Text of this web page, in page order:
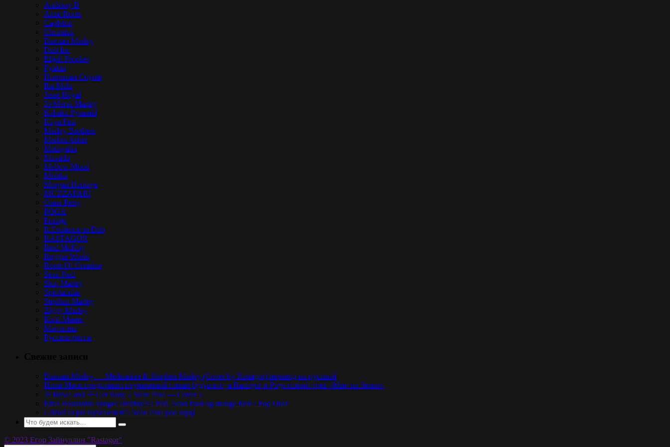
Anthony B
Arise Roots
Capleton
Chronixx
Damian Marley
Dub Inc
Elijah Prophet
Fyakin
Hornsman Coyote
Iba Mahr
Jesse Royal
Jo Mersa Marley
Kabaka Pyramid
Kaya Fest
Marley Brothers
Marlon Asher
Matisyahu
Mavado
Mellow Mood
Mishka
Morgan Heritage
MUZZAFARI
Omar Perry
POGA
Protoje
R.Esistence in Dub
RASTAGOR
Real McKoy
Reggae World
Roots Of Creation
Sean Paul
Skip Marley
Spectacular
Stephen Marley
Ziggy Marley
Коля Маню
Марлины
Русское регги
Damian Marley — Medication ft. Stephen Marley (Cover by Rastagor) перевод на русский
Илон Маск представил неуязвимый пикап будущего, а Rastagor и Poga новый трек «Мир на Земле»
☩ BowLand ☩ Get Busy ♪ Sean Paul — Cover ♪
Elias Boussnina synger Destiny’s Child, Sean Paul og mange flere / Pop Quiz
Gdzieś to już słyszałem #7: Sean Paul pod lupą!
© 2023 Егор Зайнуллин "Rastagor"